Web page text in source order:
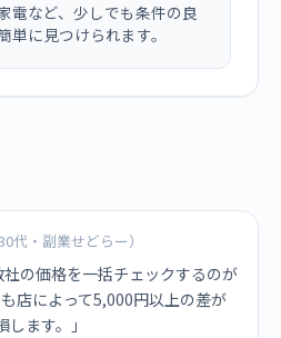
電など、少しでも条件の良
単に見つけられます。
代・副業せどらー）
社の価格を一括チェックするのが
店によって5,000円以上の差が
ます。」